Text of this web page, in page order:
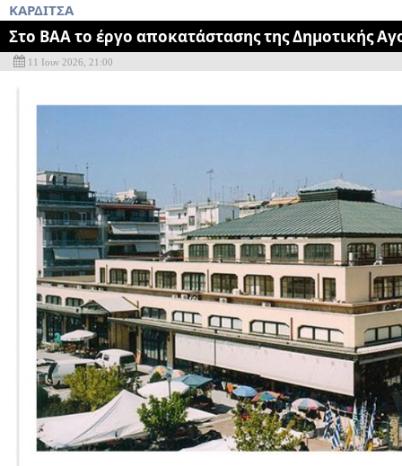
ΚΑΡΔΙΤΣΑ
Στο ΒΑΑ το έργο αποκατάστασης της Δημοτικής
11 Ιουν 2026, 21:00